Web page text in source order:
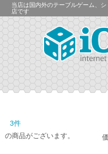
当店は国内外のテーブルゲーム、
店です
3件
の商品がございます。